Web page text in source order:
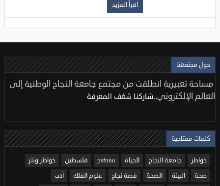
اقرأ المزيد
حول مجتمعنا
مساحة تعبيرية انطلقت من مجتمع جامعة النجاح الوطنية إلى
العالم الإلكتروني..شاركنا شغف المعرفة
كلمات مفتاحية
خواطر جامعة النجاح الحياة psfnnu فلسطين
خواطر ونثر
صحة
البيئة الصحة قصة نجاح علوم الفلك
أدب